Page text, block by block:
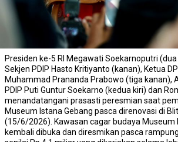
Presiden ke-5 RI Megawati Soekarnoputri
Sekjen PDIP Hasto Kritiyanto (kanan), Ketua
Muhammad Prananda Prabowo (tiga kanan),
PDIP Puti Guntur Soekarno (kedua kiri) dan
menandatangani prasasti peresmian saat
Museum Istana Gebang pasca direnovasi di
(15/6/2026). Kawasan cagar budaya Museum
kembali dibuka dan diresmikan pasca